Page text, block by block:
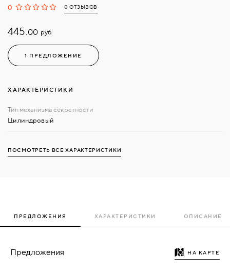
0 0 ОТЗЫВОВ
445.00 руб
1 ПРЕДЛОЖЕНИЕ
ХАРАКТЕРИСТИКИ
Цилиндровый
ПОСМОТРЕТЬ ВСЕ ХАРАКТЕРИСТИКИ
ПРЕДЛОЖЕНИЯ ХАРАКТЕРИСТИКИ ОПИСАНИЕ
Предложения НА КАРТЕ